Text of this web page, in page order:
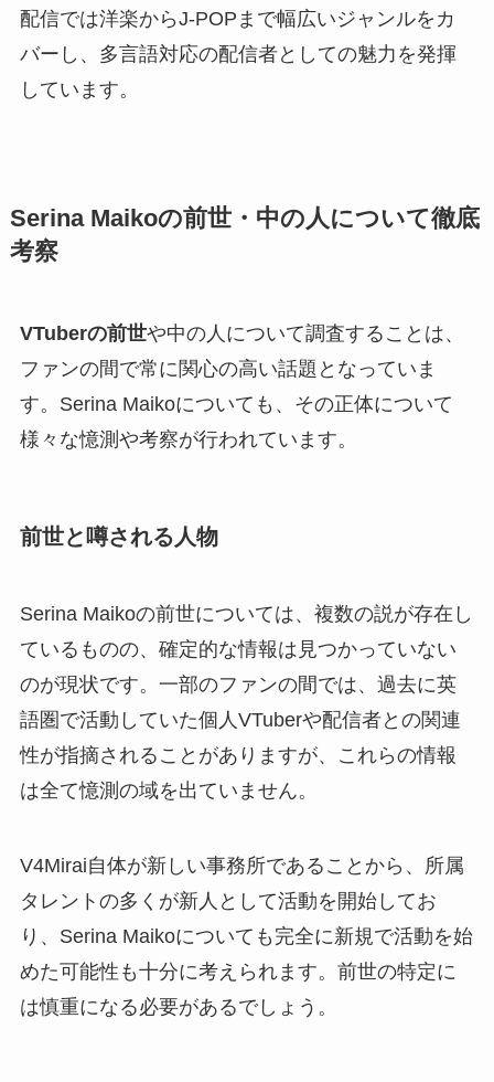
配信では洋楽からJ-POPまで幅広いジャンルをカ
バーし、多言語対応の配信者としての魅力を発揮
しています。
Serina Maikoの前世・中の人について徹底
考察
VTuberの前世や中の人について調査することは、
ファンの間で常に関心の高い話題となっていま
す。Serina Maikoについても、その正体について
様々な憶測や考察が行われています。
前世と噂される人物
Serina Maikoの前世については、複数の説が存在し
ているものの、確定的な情報は見つかっていない
のが現状です。一部のファンの間では、過去に英
語圏で活動していた個人VTuberや配信者との関連
性が指摘されることがありますが、これらの情報
は全て憶測の域を出ていません。
V4Mirai自体が新しい事務所であることから、所属
タレントの多くが新人として活動を開始してお
り、Serina Maikoについても完全に新規で活動を始
めた可能性も十分に考えられます。前世の特定に
は慎重になる必要があるでしょう。